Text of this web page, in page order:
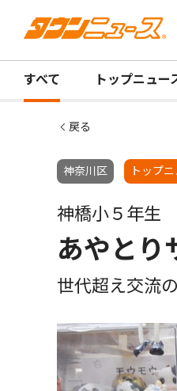
すべて トップニュー
戻る
神奈川区 トップ
神橋小５年生
あやとり
世代超え交流